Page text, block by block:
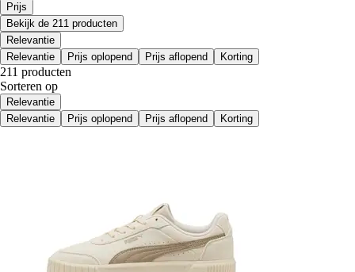
Prijs
Bekijk de 211 producten
Relevantie
Relevantie
Prijs oplopend Prijs aflopend Korting
211 producten
Sorteren op
Relevantie
Relevantie
Prijs oplopend Prijs aflopend Korting